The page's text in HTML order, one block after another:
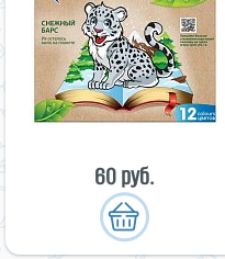
60 руб.